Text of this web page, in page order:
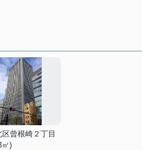
区曾根崎２丁目
㎡)